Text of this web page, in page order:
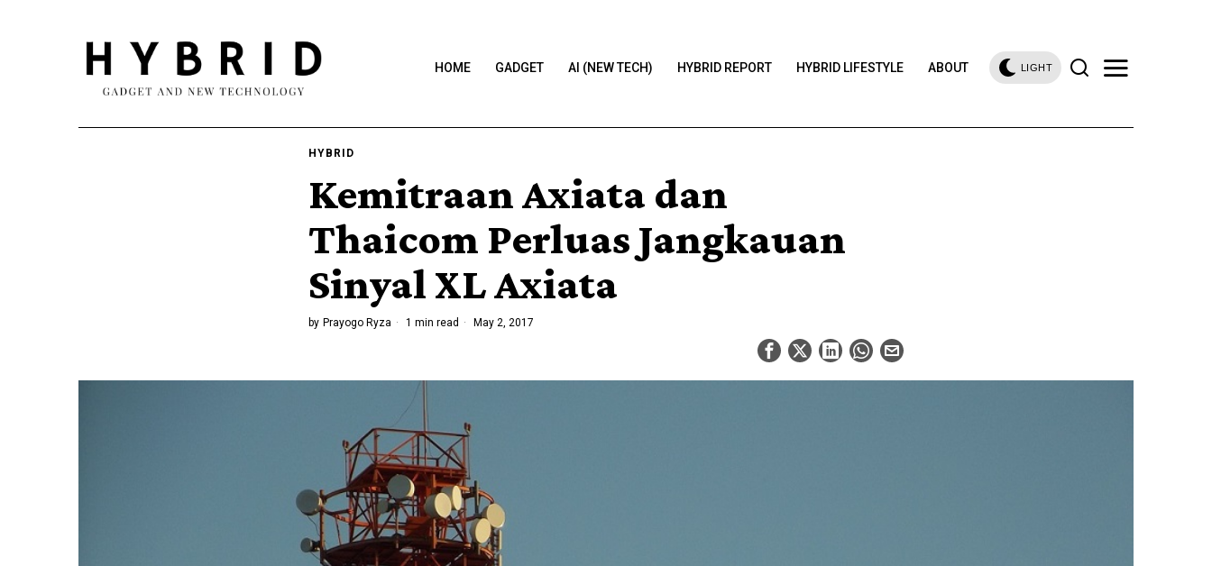
HOME GADGET AI (NEW TECH) HYBRID REPORT HYBRID LIFESTYLE ABOUT LIGHT
HYBRID
Kemitraan Axiata dan
Thaicom Perluas Jangkauan
Sinyal XL Axiata
by Prayogo Ryza 1 min read May 2, 2017